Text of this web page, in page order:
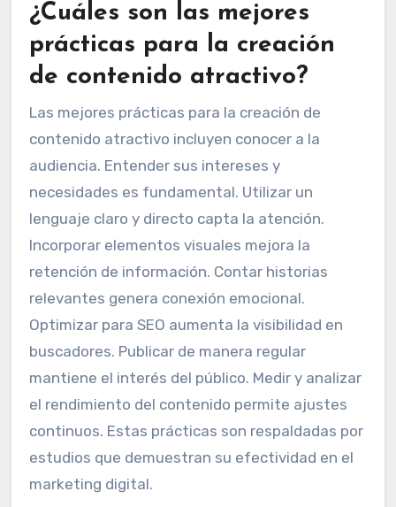
¿Cuáles son las mejores
prácticas para la creación
de contenido atractivo?
Las mejores prácticas para la creación de
contenido atractivo incluyen conocer a la
audiencia. Entender sus intereses y
necesidades es fundamental. Utilizar un
lenguaje claro y directo capta la atención.
Incorporar elementos visuales mejora la
retención de información. Contar historias
relevantes genera conexión emocional.
Optimizar para SEO aumenta la visibilidad en
buscadores. Publicar de manera regular
mantiene el interés del público. Medir y analizar
el rendimiento del contenido permite ajustes
continuos. Estas prácticas son respaldadas por
estudios que demuestran su efectividad en el
marketing digital.